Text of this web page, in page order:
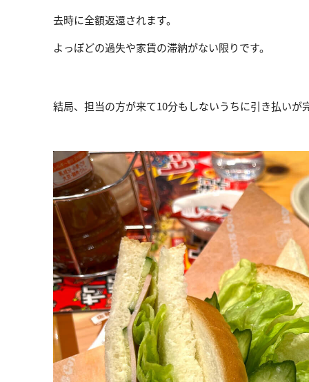
去時に全額返還されます。
よっぽどの過失や家賃の滞納がない限りです。
結局、担当の方が来て10分もしないうちに引き払い